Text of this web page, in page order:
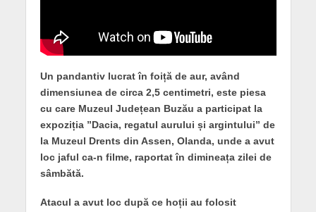
Un pandantiv lucrat în foiță de aur, având
dimensiunea de circa 2,5 centimetri, este piesa
cu care Muzeul Județean Buzău a participat la
expoziția ”Dacia, regatul aurului și argintului” de
la Muzeul Drents din Assen, Olanda, unde a avut
loc jaful ca-n filme, raportat în dimineața zilei de
sâmbătă.
Atacul a avut loc după ce hoții au folosit